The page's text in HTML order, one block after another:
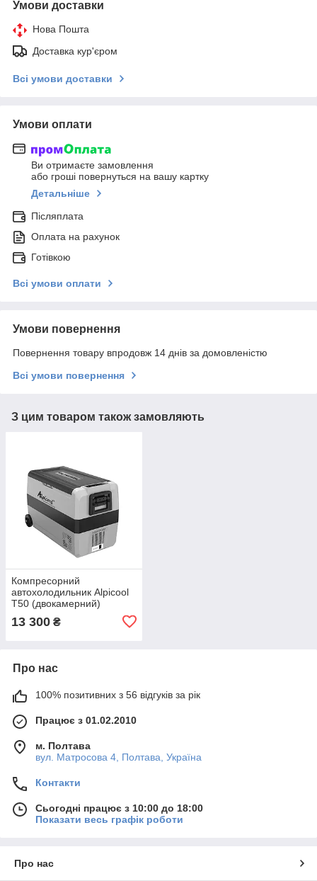
Умови доставки
Нова Пошта
Доставка кур'єром
Всі умови доставки
Умови оплати
Ви отримаєте замовлення
або гроші повернуться на вашу картку
Детальніше
Післяплата
Оплата на рахунок
Готівкою
Всі умови оплати
Умови повернення
Повернення товару впродовж 14 днів за домовленістю
Всі умови повернення
З цим товаром також замовляють
Компресорний
автохолодильник Alpicool
T50 (двокамерний)
13 300 ₴
Про нас
100% позитивних з 56 відгуків за рік
Працює з 01.02.2010
м. Полтава
вул. Матросова 4, Полтава, Україна
Контакти
Сьогодні працює з 10:00 до 18:00
Показати весь графік роботи
Про нас